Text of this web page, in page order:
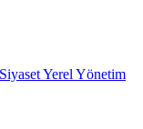
Yerel Yönetim